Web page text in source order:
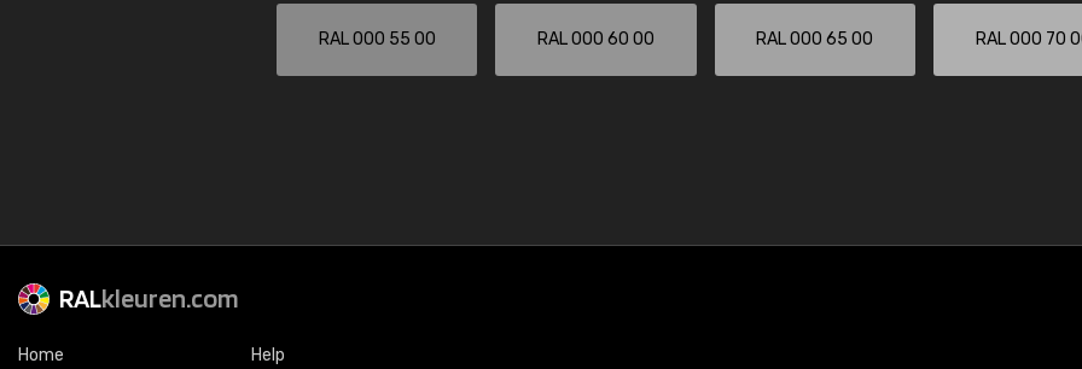
RAL 000 55 00 RAL 000 60 00 RAL 000 65 00 RAL 000 70
RALkleuren.com
Home Help